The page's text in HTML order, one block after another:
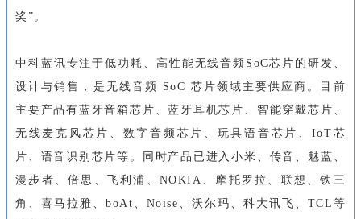
奖”。
中科蓝讯专注于低功耗、高性能无线音频SoC芯片的研发、
设计与销售，是无线音频 SoC 芯片领域主要供应商。目前
主要产品有蓝牙音箱芯片、蓝牙耳机芯片、智能穿戴芯片、
无线麦克风芯片、数字音频芯片、玩具语音芯片、IoT芯
片、语音识别芯片等。同时产品已进入小米、传音、魅蓝、
漫步者、倍思、飞利浦、NOKIA、摩托罗拉、联想、铁三
角、喜马拉雅、boAt、Noise、沃尔玛、科大讯飞、TCL等